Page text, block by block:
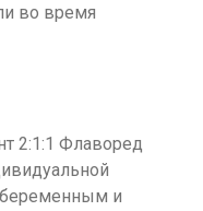
во время
2:1:1 Флаворед
беременным и